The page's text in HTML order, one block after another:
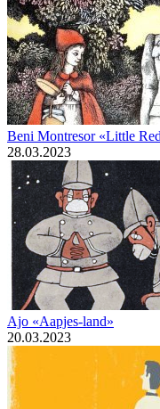
Beni Montresor «Little
28.03.2023
Ajo «Aapjes-land»
20.03.2023